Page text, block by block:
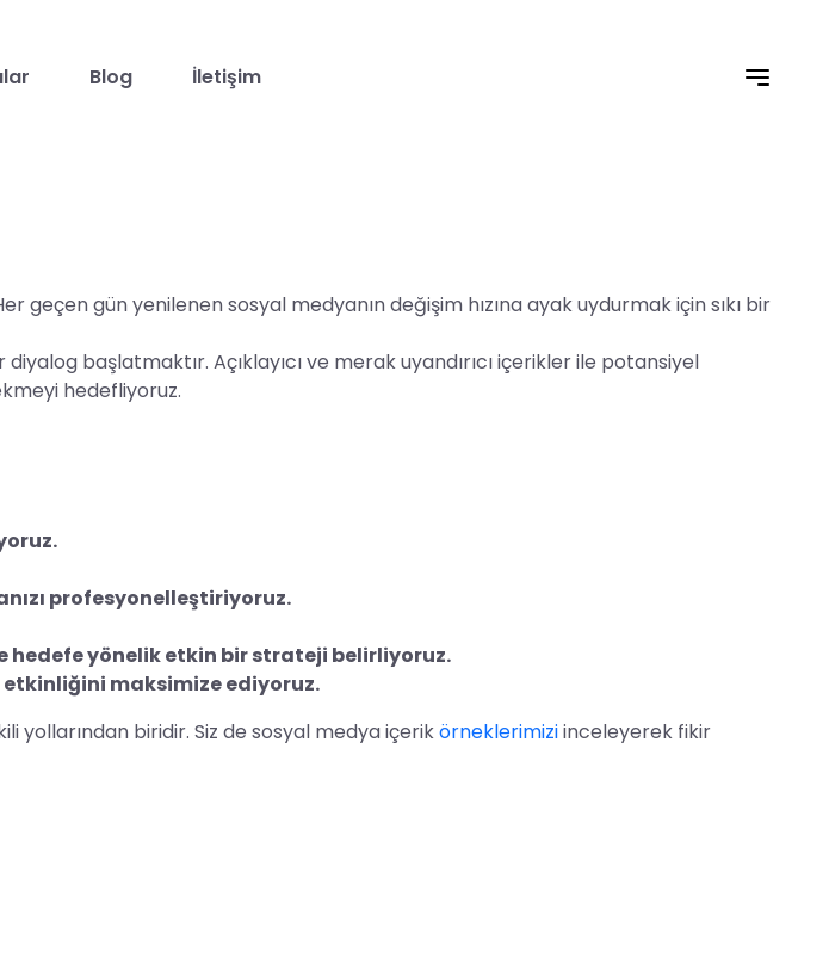
Blog İletişim
geçen gün yenilenen sosyal medyanın değişim hızına ayak uydurmak için sıkı bir
başlatmaktır. Açıklayıcı ve merak uyandırıcı içerikler ile potansiyel
hedefliyoruz.
profesyonelleştiriyoruz.
hedefe yönelik etkin bir strateji belirliyoruz.
maksimize ediyoruz.
yollarından biridir. Siz de sosyal medya içerikörneklerimiziinceleyerek fikir